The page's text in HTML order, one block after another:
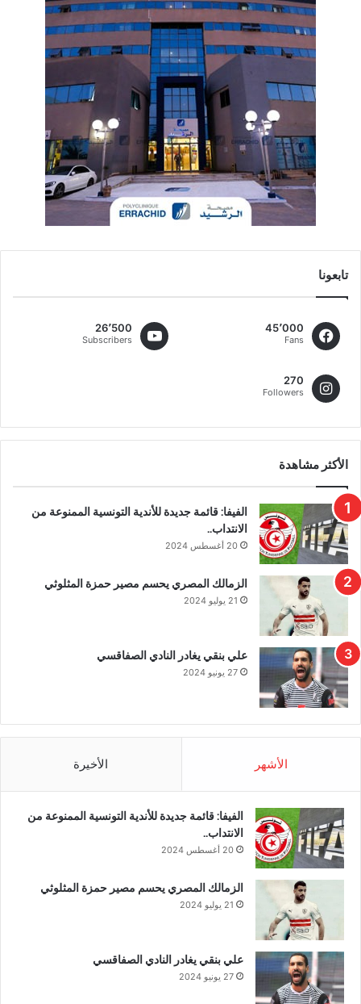
تابعونا
45٬000
Fans
26٬500
Subscribers
270
Followers
الأكثر مشاهدة
الفيفا: قائمة جديدة للأندية التونسية الممنوعة من
الانتداب..
20 أغسطس 2024
الزمالك المصري يحسم مصير حمزة المثلوثي
21 يوليو 2024
علي بنقي يغادر النادي الصفاقسي
27 يونيو 2024
الأشهر الأخيرة
الفيفا: قائمة جديدة للأندية التونسية الممنوعة من
الانتداب..
20 أغسطس 2024
الزمالك المصري يحسم مصير حمزة المثلوثي
21 يوليو 2024
علي بنقي يغادر النادي الصفاقسي
27 يونيو 2024